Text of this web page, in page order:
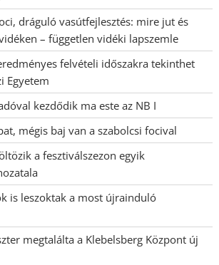
dráguló vasútfejlesztés: mire jut és
– független vidéki lapszemle
felvételi időszakra tekinthet
Egyetem
kezdődik ma este az NB I
mégis baj van a szabolcsi focival
a fesztiválszezon egyik
is leszoktak a most újrainduló
megtalálta a Klebelsberg Központ új